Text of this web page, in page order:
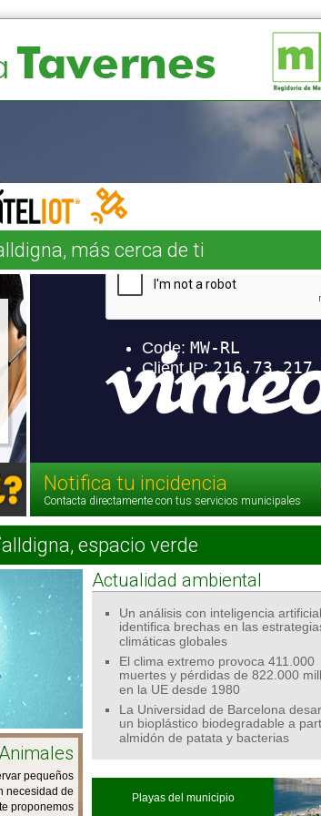
más cerca de ti
Notifica tu incidencia
Contacta directamente con tus servicios municipales
espacio verde
Animales
pequeños
necesidad de
proponemos
Actualidad ambiental
Un análisis con inteligencia artificial
identifica brechas en las
climáticas globales
El clima extremo provoca 411.000
muertes y pérdidas de 822.000
en la UE desde 1980
La Universidad de Barcelona
un bioplástico biodegradable a
almidón de patata y bacterias
Playas del municipio